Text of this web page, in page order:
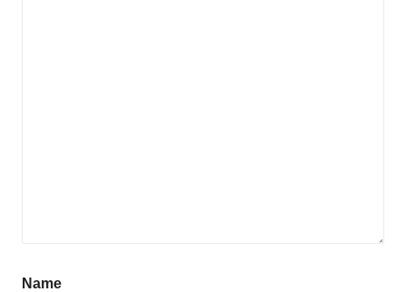
Name